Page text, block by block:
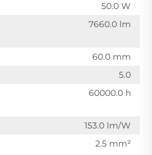
50.0 W
7660.0 lm
60.0 mm
5.0
60000.0 h
153.0 lm/W
2.5 mm²